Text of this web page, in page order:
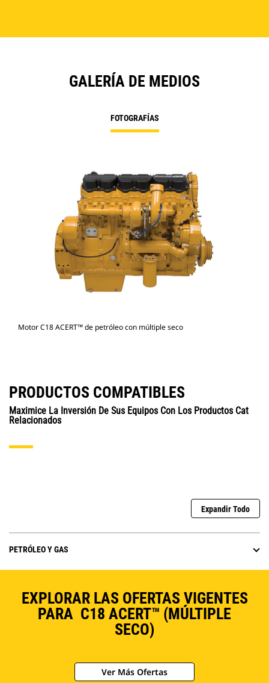
GALERÍA DE MEDIOS
FOTOGRAFÍAS
Motor C18 ACERT™ de petróleo con múltiple seco
PRODUCTOS COMPATIBLES
Maximice La Inversión De Sus Equipos Con Los Productos Cat
Relacionados
Expandir Todo
PETRÓLEO Y GAS
EXPLORAR LAS OFERTAS VIGENTES
PARA C18 ACERT™ (MÚLTIPLE
SECO)
Ver Más Ofertas